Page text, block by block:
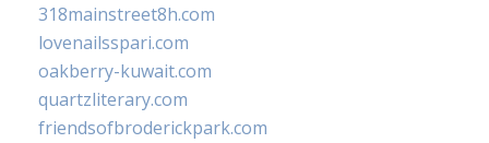
318mainstreet8h.com
lovenailsspari.com
oakberry-kuwait.com
quartzliterary.com
friendsofbroderickpark.com